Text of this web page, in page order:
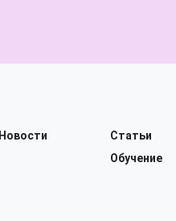
Новости
Статьи
Обучение